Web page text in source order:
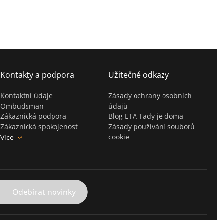
Kontakty a podpora
Kontaktní údaje
Ombudsman
Zákaznická podpora
Zákaznická spokojenost
Více
Užitečné odkazy
Zásady ochrany osobních
údajů
Blog ETA Tady je doma
Zásady používání souborů
cookie
Odebírat novinky